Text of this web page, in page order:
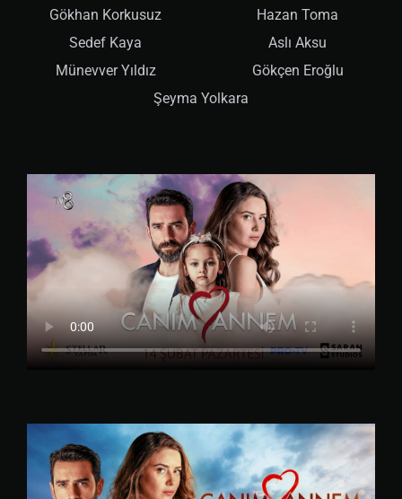
Gökhan Korkusuz
Hazan Toma
Sedef Kaya
Aslı Aksu
Münevver Yıldız
Gökçen Eroğlu
Şeyma Yolkara